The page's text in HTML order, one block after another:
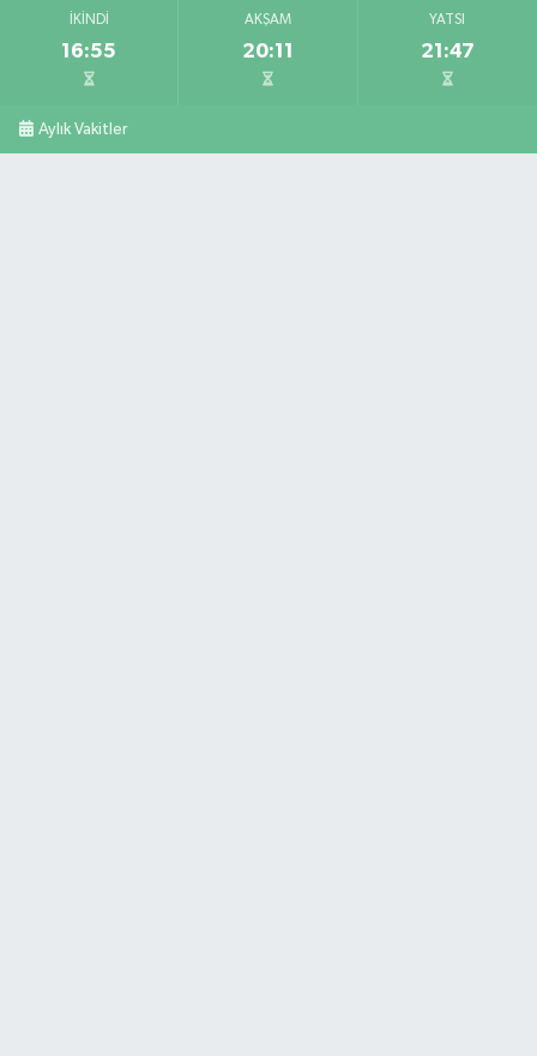
İKINDI
16:55
AKŞAM
20:11
YATSI
21:47
Aylık Vakitler